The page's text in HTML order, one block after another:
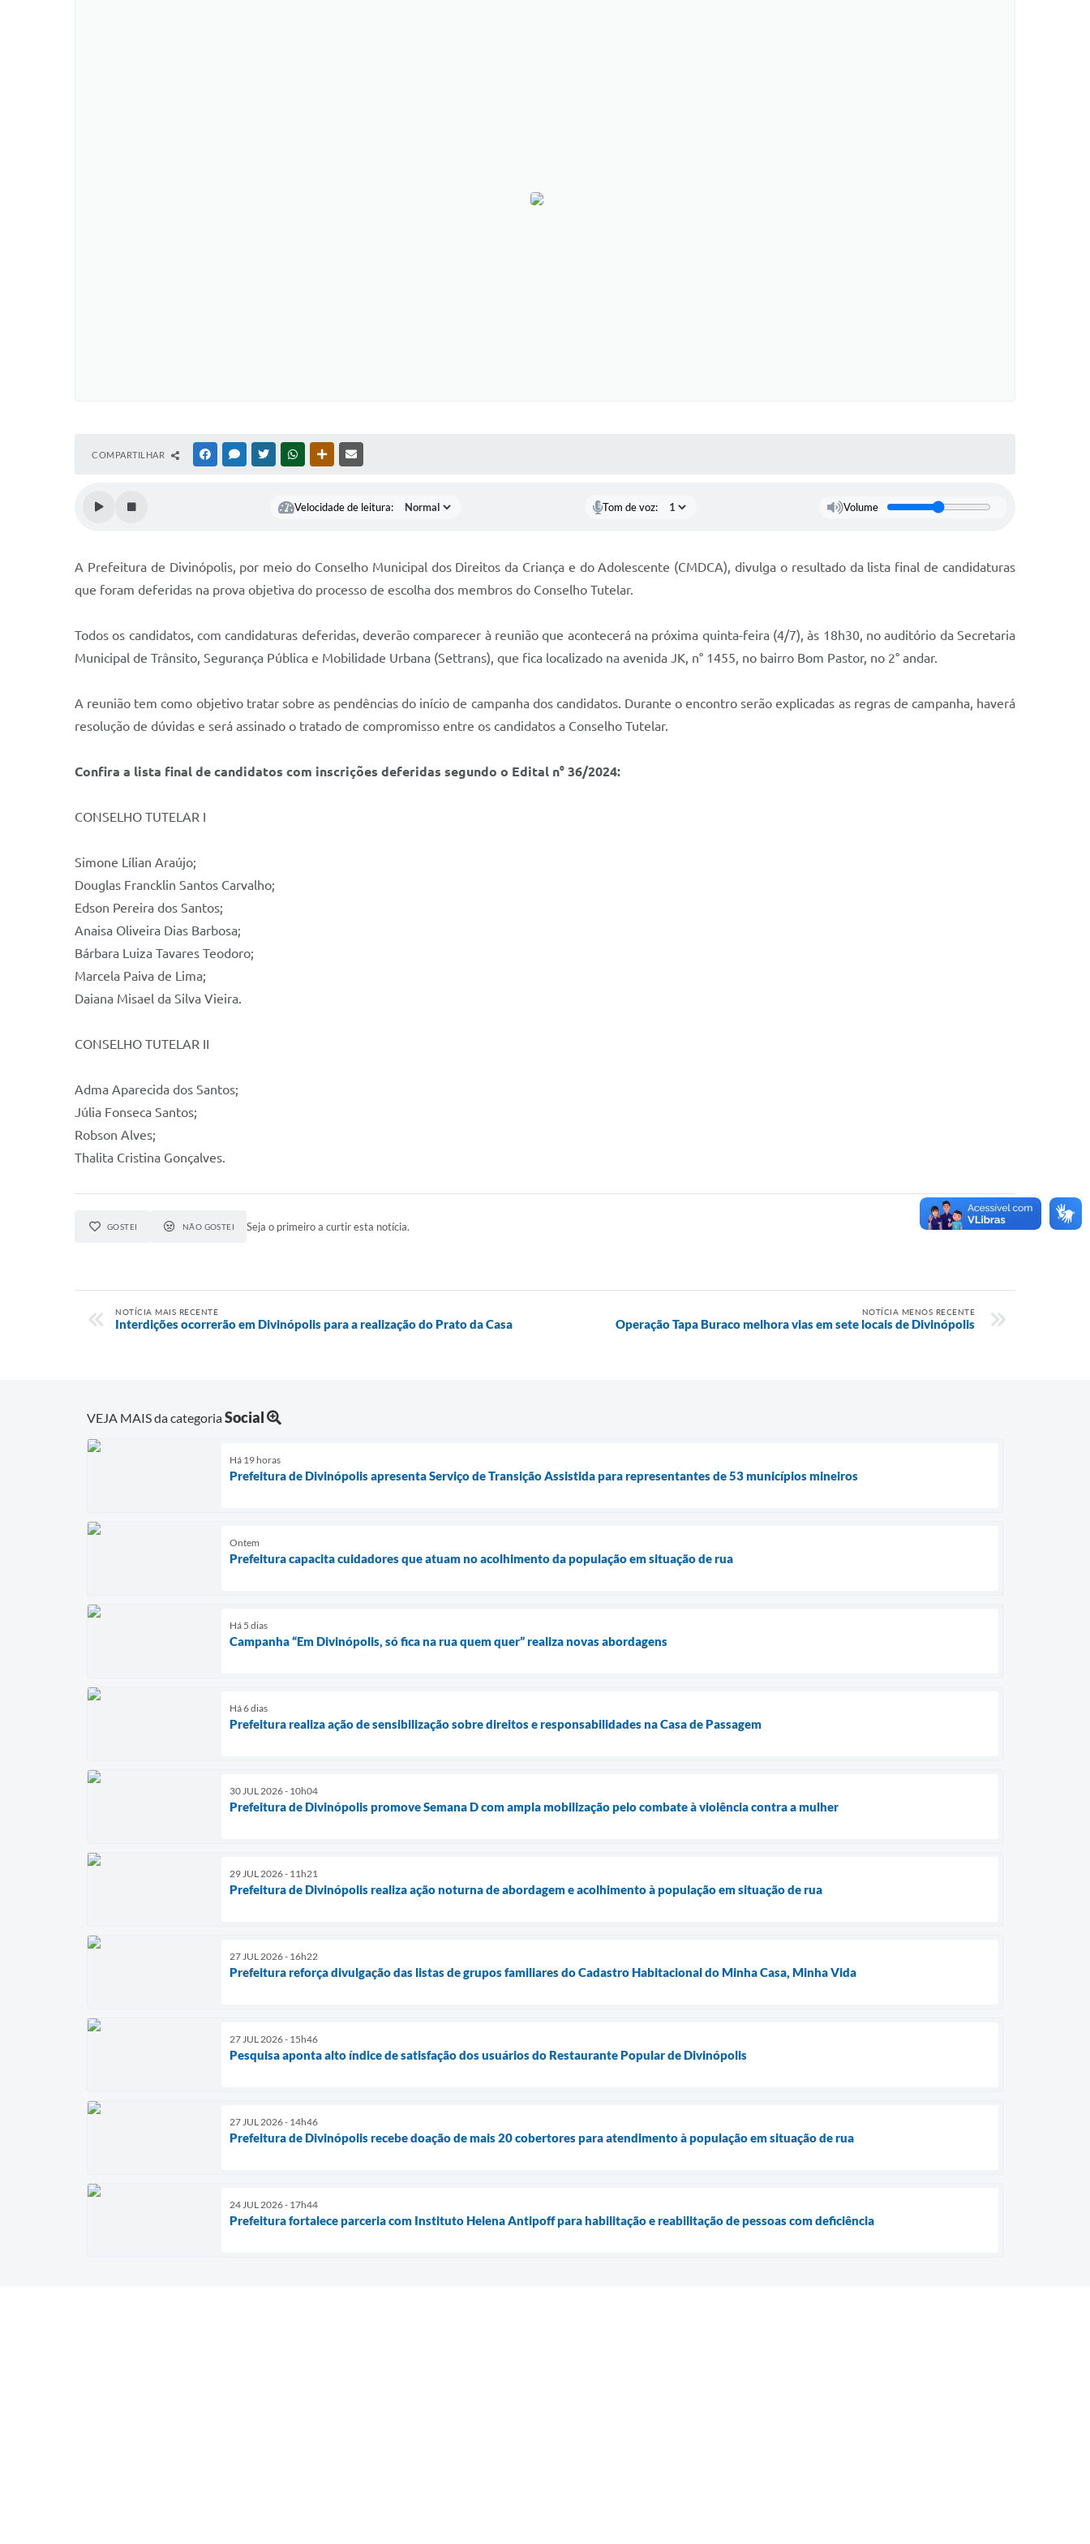
COMPARTILHAR FACEBOOKMESSENGER
TWITTERWHATSAPPOUTRAS MÍDIAS
Velocidade de leitura: Tom de voz: Volume
A Prefeitura de Divinópolis, por meio do Conselho Municipal dos Direitos da Criança e do Adolescente (CMDCA), divulga o resultado da lista final de candidaturas
que foram deferidas na prova objetiva do processo de escolha dos membros do Conselho Tutelar.
Todos os candidatos, com candidaturas deferidas, deverão comparecer à reunião que acontecerá na próxima quinta-feira (4/7), às 18h30, no auditório da Secretaria
Municipal de Trânsito, Segurança Pública e Mobilidade Urbana (Settrans), que fica localizado na avenida JK, n° 1455, no bairro Bom Pastor, no 2° andar.
A reunião tem como objetivo tratar sobre as pendências do início de campanha dos candidatos. Durante o encontro serão explicadas as regras de campanha, haverá
resolução de dúvidas e será assinado o tratado de compromisso entre os candidatos a Conselho Tutelar.
Confira a lista final de candidatos com inscrições deferidas segundo o Edital n° 36/2024:
CONSELHO TUTELAR I
Simone Lílian Araújo;
Douglas Francklin Santos Carvalho;
Edson Pereira dos Santos;
Anaisa Oliveira Dias Barbosa;
Bárbara Luiza Tavares Teodoro;
Marcela Paiva de Lima;
Daiana Misael da Silva Vieira.
CONSELHO TUTELAR II
Adma Aparecida dos Santos;
Júlia Fonseca Santos;
Robson Alves;
Thalita Cristina Gonçalves.
GOSTEI NÃO GOSTEI Seja o primeiro a curtir esta notícia.
NOTÍCIA MAIS RECENTE
Interdições ocorrerão em Divinópolis para a realização do Prato da Casa
NOTÍCIA MENOS RECENTE
Operação Tapa Buraco melhora vias em sete locais de Divinópolis
VEJA MAIS da categoriaSocial
Há 19 horas
Prefeitura de Divinópolis apresenta Serviço de Transição Assistida para representantes de 53 municípios mineiros
Ontem
Prefeitura capacita cuidadores que atuam no acolhimento da população em situação de rua
Há 5 dias
Campanha “Em Divinópolis, só fica na rua quem quer” realiza novas abordagens
Há 6 dias
Prefeitura realiza ação de sensibilização sobre direitos e responsabilidades na Casa de Passagem
30 JUL 2026 - 10h04
Prefeitura de Divinópolis promove Semana D com ampla mobilização pelo combate à violência contra a mulher
29 JUL 2026 - 11h21
Prefeitura de Divinópolis realiza ação noturna de abordagem e acolhimento à população em situação de rua
27 JUL 2026 - 16h22
Prefeitura reforça divulgação das listas de grupos familiares do Cadastro Habitacional do Minha Casa, Minha Vida
27 JUL 2026 - 15h46
Pesquisa aponta alto índice de satisfação dos usuários do Restaurante Popular de Divinópolis
27 JUL 2026 - 14h46
Prefeitura de Divinópolis recebe doação de mais 20 cobertores para atendimento à população em situação de rua
24 JUL 2026 - 17h44
Prefeitura fortalece parceria com Instituto Helena Antipoff para habilitação e reabilitação de pessoas com deficiência